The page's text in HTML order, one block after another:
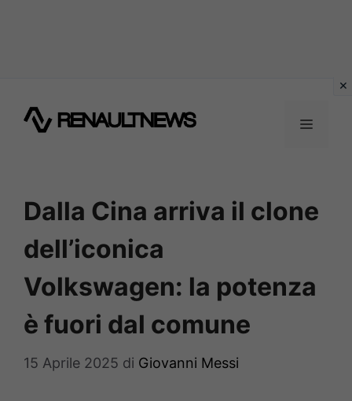
MENU
Dalla Cina arriva il clone
dell’iconica
Volkswagen: la potenza
è fuori dal comune
15 Aprile 2025 di Giovanni Messi